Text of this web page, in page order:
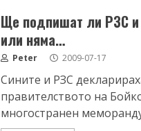
Ще подпишат ли РЗС
или няма…
Peter 2009-07-17
Сините и РЗС
правителството на
многостранен